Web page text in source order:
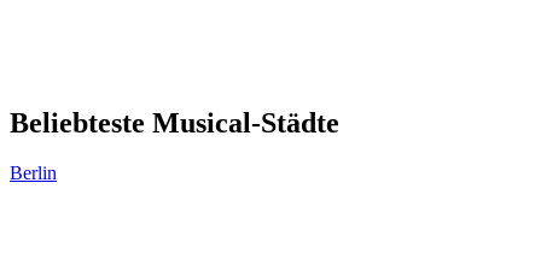
Beliebteste Musical-Städte
Berlin